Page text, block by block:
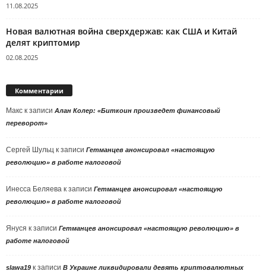
11.08.2025
Новая валютная война сверхдержав: как США и Китай
делят криптомир
02.08.2025
Комментарии
Макс к записи Алан Колер: «Биткоин произведет финансовый
переворот»
Сергей Шульц к записи Гетманцев анонсировал «настоящую
революцию» в работе налоговой
Инесса Беляева к записи Гетманцев анонсировал «настоящую
революцию» в работе налоговой
Януся к записи Гетманцев анонсировал «настоящую революцию» в
работе налоговой
slawa19 к записи В Украине ликвидировали девять криптовалютных